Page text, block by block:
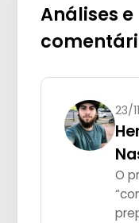
Análises e
23/
O